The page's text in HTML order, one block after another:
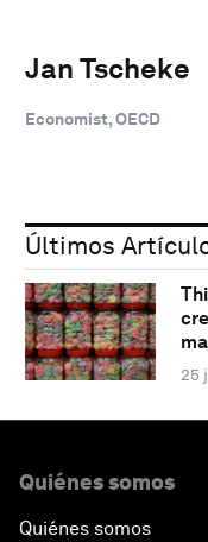
Jan Tscheke
Economist, OECD
Últimos
25
Quiénes somos
Quiénes somos